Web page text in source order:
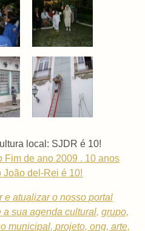
local: SJDR é 10!
Fim de ano 2009 . 10 anos
João del-Rei é 10!
e atualizar o nosso portal
a suaagenda cultural, grupo,
municipal,projeto, ong, arte,